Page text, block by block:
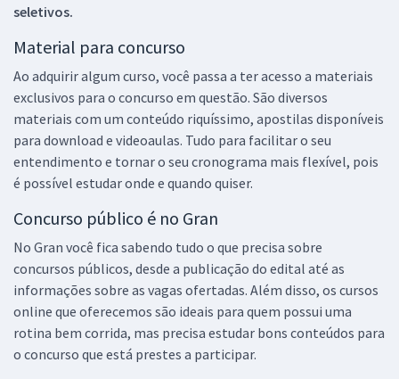
seletivos.
Material para concurso
Ao adquirir algum curso, você passa a ter acesso a materiais
exclusivos para o concurso em questão. São diversos
materiais com um conteúdo riquíssimo, apostilas disponíveis
para download e videoaulas. Tudo para facilitar o seu
entendimento e tornar o seu cronograma mais flexível, pois
é possível estudar onde e quando quiser.
Concurso público é no Gran
No Gran você fica sabendo tudo o que precisa sobre
concursos públicos, desde a publicação do edital até as
informações sobre as vagas ofertadas. Além disso, os cursos
online que oferecemos são ideais para quem possui uma
rotina bem corrida, mas precisa estudar bons conteúdos para
o concurso que está prestes a participar.